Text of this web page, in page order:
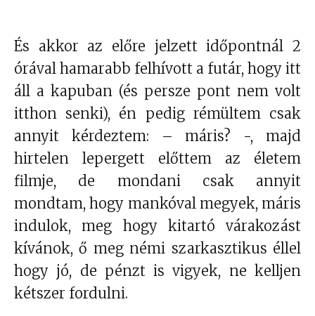
És akkor az előre jelzett időpontnál 2
órával hamarabb felhívott a futár, hogy itt
áll a kapuban (és persze pont nem volt
itthon senki), én pedig rémültem csak
annyit kérdeztem: – máris? -, majd
hirtelen lepergett előttem az életem
filmje, de mondani csak annyit
mondtam, hogy mankóval megyek, máris
indulok, meg hogy kitartó várakozást
kívánok, ő meg némi szarkasztikus éllel
hogy jó, de pénzt is vigyek, ne kelljen
kétszer fordulni.